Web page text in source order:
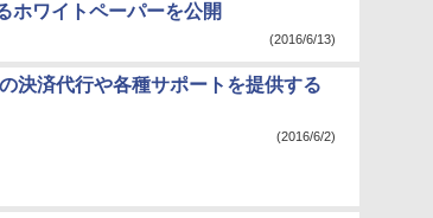
ワイトペーパーを公開
(2016/6/13)
決済代行や各種サポートを提供する
(2016/6/2)